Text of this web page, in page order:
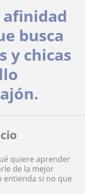
afinidad
busca
y chicas
quiere aprender
de la mejor
entienda si no que